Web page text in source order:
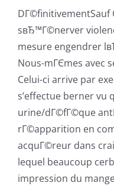
DГ©finitivementSauf
sвЂ™Г©nerver
mesure engendrer
Nous-mГЄmes avec
Celui-ci arrive par
s’effectue berner vu
urine/dГ©fГ©que
rГ©apparition en
acquГ©reur dans
lequel beaucoup
impression du